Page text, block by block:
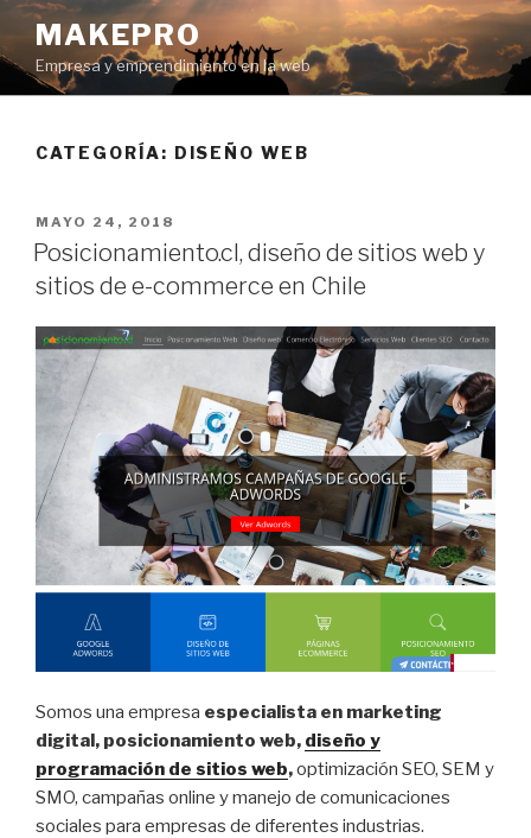
contenido
MAKEPRO
Empresa y emprendimiento en la web
CATEGORÍA: DISEÑO WEB
POSTED
ON
MAYO 24, 2018
Posicionamiento.cl, diseño de sitios web y
sitios de e-commerce en Chile
Somos una empresa especialista en marketing
digital, posicionamiento web, diseño y
programación de sitios web,optimización SEO, SEM y
SMO, campañas online y manejo de comunicaciones
sociales para empresas de diferentes industrias.